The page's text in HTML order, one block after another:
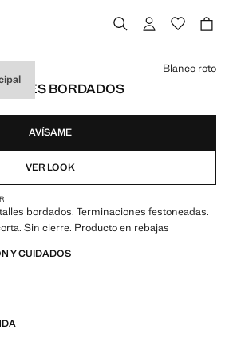
BORDADOS
]
Blanco roto
AVÍSAME
VER LOOK
bordados. Terminaciones festoneadas.
Sin cierre. Producto en rebajas
Y CUIDADOS